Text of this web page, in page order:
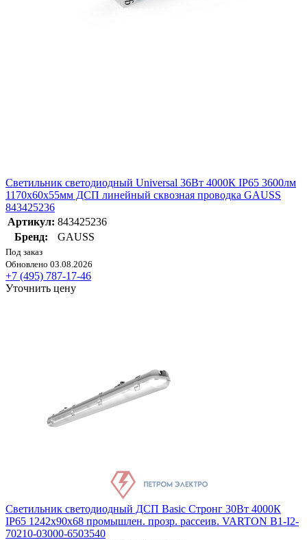
Светильник светодиодный Universal 36Вт 4000К IP65 3600лм
1170х60х55мм ДСП линейный сквозная проводка GAUSS
843425236
Артикул: 843425236
Бренд:
GAUSS
Под заказ
Обновлено 03.08.2026
+7 (495) 787-17-46
Уточнить цену
Светильник светодиодный ДСП Basic Стронг 30Вт 4000К
IP65 1242х90х68 промышлен. прозр. рассеив. VARTON B1-I2-
70210-03000-6503540